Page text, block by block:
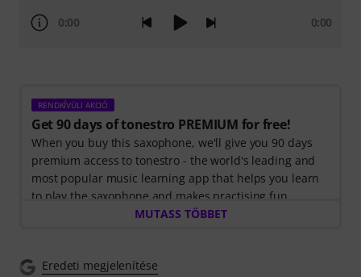
0:00 0:00
RENDKÍVÜLI AKCIÓ
Get 90 days of tonestro PREMIUM for free!
When you buy this saxophone, we'll give you 90 days
premium access to tonestro - the world's leading and
most popular music learning app that helps you learn
to play the saxophone and makes practising fun.
Discover the world of music with60 interactive step-
The interactive live feedback from tonestro listens to
MUTASS TÖBBET
Eredeti megjelenítése